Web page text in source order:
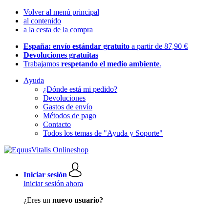
Volver al menú principal
al contenido
a la cesta de la compra
España: envío estándar gratuito a partir de 87,90 €
Devoluciones gratuitas
Trabajamos respetando el medio ambiente.
Ayuda
¿Dónde está mi pedido?
Devoluciones
Gastos de envío
Métodos de pago
Contacto
Todos los temas de "Ayuda y Soporte"
Iniciar sesión
Iniciar sesión ahora
¿Eres un nuevo usuario?